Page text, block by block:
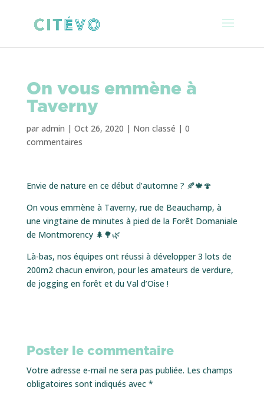
On vous emmène à
Taverny
par admin | Oct 26, 2020 | Non classé | 0
commentaires
Envie de nature en ce début d’automne ? 🍂🍁🍄
On vous emmène à Taverny, rue de Beauchamp, à
une vingtaine de minutes à pied de la Forêt Domaniale
de Montmorency 🌲🌳🌿
Là-bas, nos équipes ont réussi à développer 3 lots de
200m2 chacun environ, pour les amateurs de verdure,
de jogging en forêt et du Val d’Oise !
Poster le commentaire
Votre adresse e-mail ne sera pas publiée. Les champs
obligatoires sont indiqués avec *